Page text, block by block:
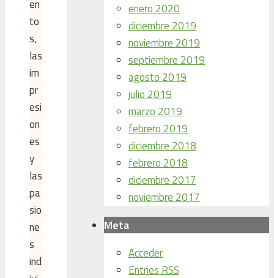
en
to
s,
las
im
pr
esi
on
es
y
las
pa
sio
ne
s
ind
enero 2020
diciembre 2019
noviembre 2019
septiembre 2019
agosto 2019
julio 2019
marzo 2019
febrero 2019
diciembre 2018
febrero 2018
diciembre 2017
noviembre 2017
Meta
Acceder
EntriesRSS